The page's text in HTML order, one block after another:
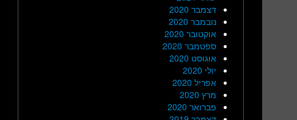
דצמבר 2020
נובמבר 2020
אוקטובר 2020
ספטמבר 2020
אוגוסט 2020
יולי 2020
אפריל 2020
מרץ 2020
פברואר 2020